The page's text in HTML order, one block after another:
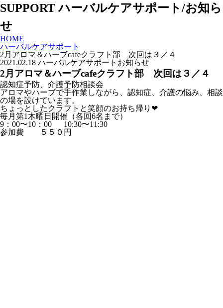
SUPPORT ハーバルケアサポート/お知ら
せ
HOME
ハーバルケアサポート
2月アロマ＆ハーブcafeクラフト部 次回は３／４
2021.02.18 ハーバルケアサポート お知らせ
2月アロマ＆ハーブcafeクラフト部 次回は３／４
認知症予防、介護予防相談会
アロマやハーブで手作業しながら、認知症、介護の悩み、相談
の場を設けています。
ちょっとしたクラフトと笑顔のお持ち帰り❤︎
毎月第1木曜日開催（各回6名まで）
9：00〜10：00 10:30〜11:30
参加費 ５５０円